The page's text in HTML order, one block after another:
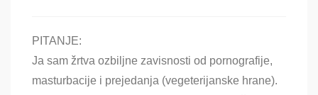
PITANJE:
Ja sam žrtva ozbiljne zavisnosti od pornografije,
masturbacije i prejedanja (vegeterijanske hrane).